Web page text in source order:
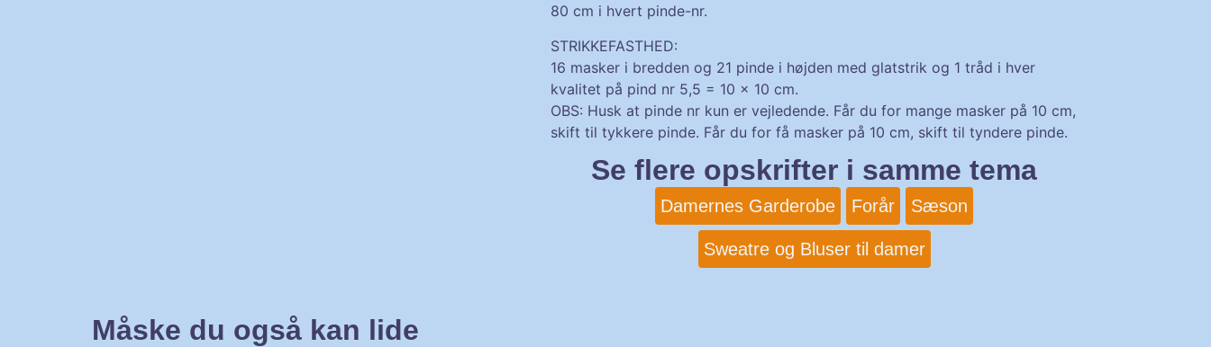
80 cm i hvert pinde-nr.
STRIKKEFASTHED:
16 masker i bredden og 21 pinde i højden med glatstrik og 1 tråd i hver
kvalitet på pind nr 5,5 = 10 x 10 cm.
OBS: Husk at pinde nr kun er vejledende. Får du for mange masker på 10 cm,
skift til tykkere pinde. Får du for få masker på 10 cm, skift til tyndere pinde.
Se flere opskrifter i samme tema
Damernes Garderobe Forår Sæson
Sweatre og Bluser til damer
Måske du også kan lide